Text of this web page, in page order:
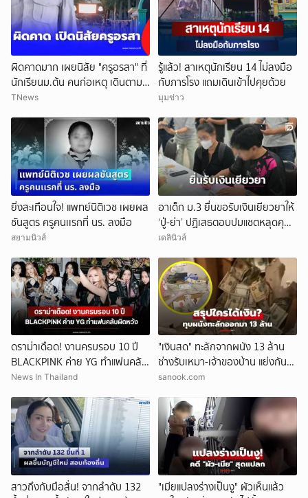
ผิดคาดมาก เผยนิสัย "ครูอรสา" ที่
นักเรียนม.ต้น คนก่อเหตุ เดินตาม
หา
TNews
รู้แล้ว! สาเหตุนักเรียน 14 ไม่ลงมือ
กับภารโรง แถมเดินเข้าไปคุยด้วย
มุมข่าว
ยิ่งสะเทือนใจ! แพทย์นิติเวช เผยผล
ชันสูตร ครูคนเเรกที่ นร. ลงมือ
สยามนิวส์
อาเด็ก ม.3 ยื่นขอรับเงินเยียวยาให้
‘ปู่-ย่า’ ปฏิเสธตอบปมแชตหลุดคุย
แม่ ‘ถูกกลั่นแกล้ง’
เดลินิวส์
ดราม่าเดือด! งานครบรอบ 10 ปี
BLACKPINK ค่าย YG ทำแฟนคลับ
ผิดหวัง
News In Thailand
"เงินสด" ทะลักจากผนัง 13 ล้าน
ช่างรับเหมา-เจ้าของบ้าน แย่งกัน
วุ่น สุดท้ายศาลตัดสินให้ใคร?!
sanook.com
สาวถึงกับมือสั่น! จากลำดับ 132
"เมียแปลงร่างเป็นงู" ผัวเห็นแล้ว